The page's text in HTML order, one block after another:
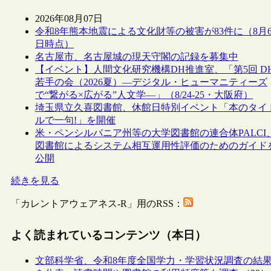
2026年08月07日
令和8年熊本地震による文化財等の被害が83件に（8月
日時点）
名古屋市、名古屋城の現天守閣の記録を募集中
【イベント】人間文化研究機構DH推進室、「第5回
若手の会（2026夏）―デジタル・ヒューマニティーズ
で“繋がる×広がる”人文学―」（8/24-25・大阪府）
埼玉県立久喜図書館、休館日特別イベント「本のタイ
ルで一句!」を開催
米・ペンシルバニア州等の大学図書館の連合体PALCI、
図書館によるシステム相互運用性評価のためのガイド
公開
続きを見る
「カレントアウェアネス-R」用のRSS：
よく読まれているコンテンツ（本日）
文部科学省、令和8年度全国学力・学習状況調査の結